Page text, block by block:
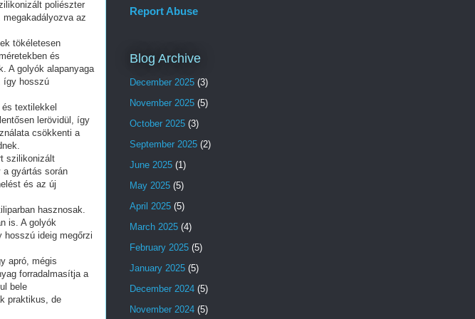
poliészter
az
tökéletesen
és
A golyók alapanyaga
így hosszú
textilekkel
lerövidül, így
csökkenti a
szilikonizált
gyártás során
és az új
hasznosak.
is. A golyók
ideig megőrzi
apró, mégis
forradalmasítja a
bele
praktikus, de
Report Abuse
Blog Archive
December 2025 (3)
November 2025 (5)
October 2025 (3)
September 2025 (2)
June 2025 (1)
May 2025 (5)
April 2025 (5)
March 2025 (4)
February 2025 (5)
January 2025 (5)
December 2024 (5)
November 2024 (5)